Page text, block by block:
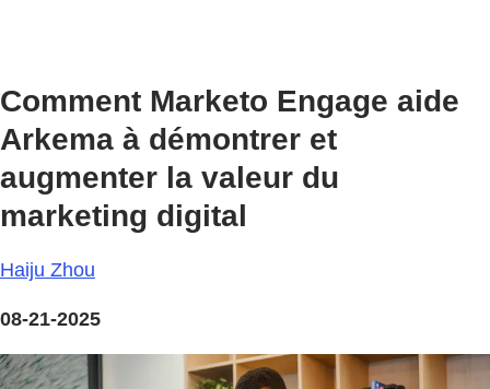
Comment Marketo Engage aide
Arkema à démontrer et
augmenter la valeur du
marketing digital
Haiju Zhou
08-21-2025